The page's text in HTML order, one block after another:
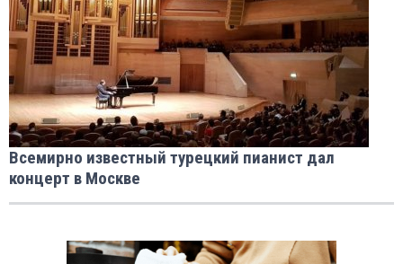
Всемирно известный турецкий пианист дал
концерт в Москве